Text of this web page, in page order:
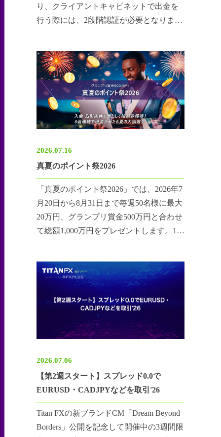
り、クライアントキャビネットで出金を
行う際には、2段階認証が必要となりま
2026.07.16
真夏のポイント祭2026
「真夏のポイント祭2026」では、2026年7
月20日から8月31日まで毎週50名様に最大
20万円、グランプリ賞金500万円と合わせ
て総額1,000万円をプレゼントします。1.5
2026.07.06
【第2週スタート】スプレッド0.0で
EURUSD・CADJPYなどを取引'26
Titan FXの新ブランドCM「Dream Beyond
Borders」公開を記念して開催中の3週間限